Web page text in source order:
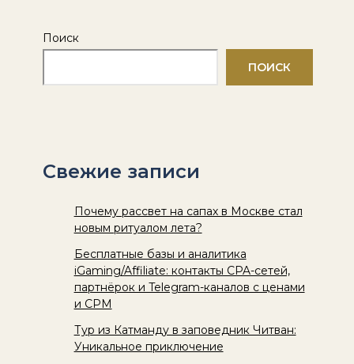
Поиск
ПОИСК
Свежие записи
Почему рассвет на сапах в Москве стал
новым ритуалом лета?
Бесплатные базы и аналитика
iGaming/Affiliate: контакты CPA-сетей,
партнёрок и Telegram-каналов с ценами
и CPM
Тур из Катманду в заповедник Читван:
Уникальное приключение